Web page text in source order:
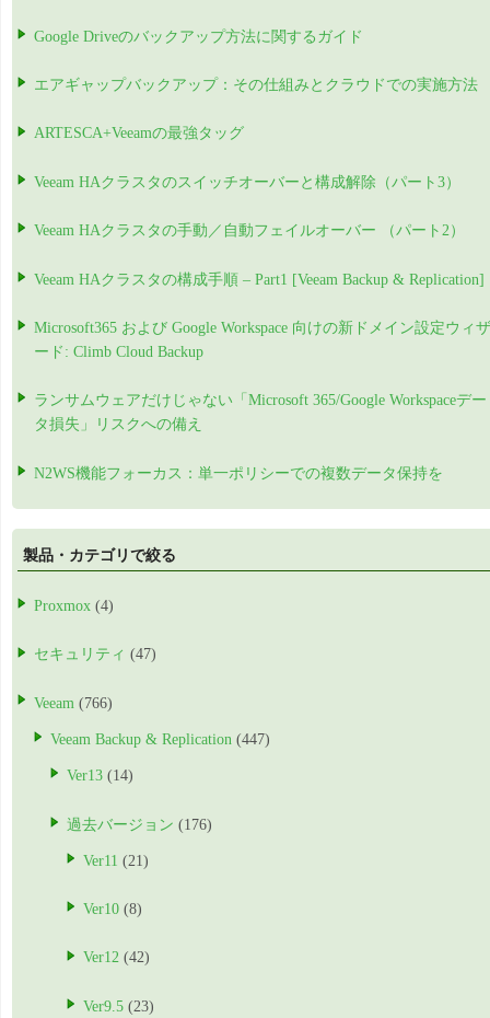
Google Driveのバックアップ方法に関するガイド
エアギャップバックアップ：その仕組みとクラウドでの実施方法
ARTESCA+Veeamの最強タッグ
Veeam HAクラスタのスイッチオーバーと構成解除（パート3）
Veeam HAクラスタの手動／自動フェイルオーバー （パート2）
Veeam HAクラスタの構成手順 – Part1 [Veeam Backup & Replication]
Microsoft365 および Google Workspace 向けの新ドメイン設定ウィザ
ード: Climb Cloud Backup
ランサムウェアだけじゃない「Microsoft 365/Google Workspaceデー
タ損失」リスクへの備え
N2WS機能フォーカス：単一ポリシーでの複数データ保持を
製品・カテゴリで絞る
Proxmox (4)
セキュリティ (47)
Veeam (766)
Veeam Backup & Replication (447)
Ver13 (14)
過去バージョン (176)
Ver11 (21)
Ver10 (8)
Ver12 (42)
Ver9.5 (23)